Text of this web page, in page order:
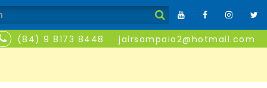
(84) 9 8173 8448 jairsampaio2@hotmail.com